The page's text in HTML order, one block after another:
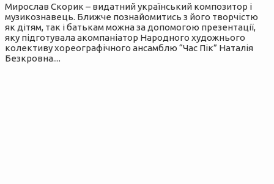
Мирослав Скорик – видатний український композитор і
музикознавець. Ближче познайомитись з його творчістю
як дітям, так і батькам можна за допомогою презентації,
яку підготувала акомпаніатор Народного художнього
колективу хореографічного ансамблю “Час Пік” Наталія
Безкровна....